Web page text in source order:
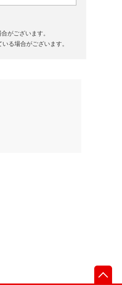
がございます。
る場合がございます。